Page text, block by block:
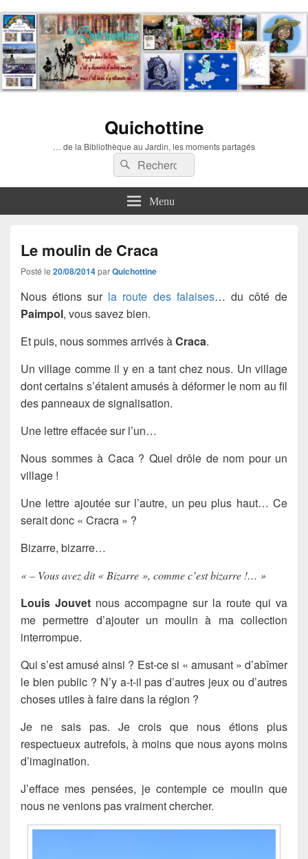
Quichottine
… de la Bibliothèque au Jardin, les moments partagés
Recherche :
Rechercher
Menu
Le moulin de Craca
Posté le 20/08/2014parQuichottine
Nous étions sur la route des falaises… du côté de
Paimpol, vous savez bien.
Et puis, nous sommes arrivés àCraca.
Un village comme il y en a tant chez nous. Un village
dont certains s’étaient amusés à déformer le nom au fil
des panneaux de signalisation.
Une lettre effacée sur l’un…
Nous sommes à Caca ? Quel drôle de nom pour un
village !
Une lettre ajoutée sur l’autre, un peu plus haut… Ce
serait donc « Cracra » ?
Bizarre, bizarre…
« – Vous avez dit « Bizarre », comme c’est bizarre !… »
Louis Jouvet nous accompagne sur la route qui va
me permettre d’ajouter un moulin à ma collection
interrompue.
Qui s’est amusé ainsi ? Est-ce si « amusant » d’abîmer
le bien public ? N’y a-t-il pas d’autres jeux ou d’autres
choses utiles à faire dans la région ?
Je ne sais pas. Je crois que nous étions plus
respectueux autrefois, à moins que nous ayons moins
d’imagination.
J’efface mes pensées, je contemple ce moulin que
nous ne venions pas vraiment chercher.